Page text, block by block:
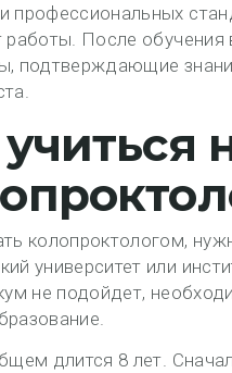
профессиональных
работы. После
подтверждающие
колопроктологом,
университет или
не подойдет,
длится 8 лет.